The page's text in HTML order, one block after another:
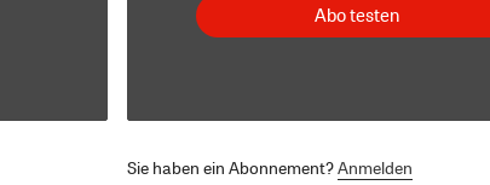
Abo testen
Sie haben ein Abonnement?Anmelden